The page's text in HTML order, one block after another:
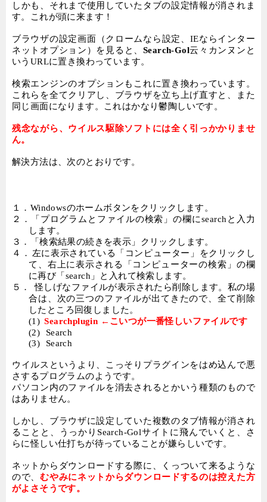
しかも、それまで使用していたタブの設定情報が消されま
す。これが頭に来ます！
ブラウザの設定画面（クロームなら設定、 IEならインター
ネットオプション）を見ると、 Search-Gol云々カンヌンと
いう URLに置き換わっています。
検索エンジンのオプションもこれに置き換わっています。
これらを全てクリアし、ブラウザを立ち上げ直すと、また
同じ画面になります。これはかなり鬱陶しいです。
残念ながら、ウイルス駆除ソフトには全く引っかかりませ
ん。
解決方法は、次のとおりです。
１． Windowsのホームボタンをクリックします。
２．
「プログラムとファイルの検索」の欄にsearch と入力
します。
３．
「検索結果の続きを表示」クリックします。
４．
左に表示されている「コンピューター」をクリックし
て、右上に表示される「コンピューターの検索」の欄
に再び「 search 」と入れて検索します。
５．
怪しげなファイルが表示されたら削除します。私の場
合は、次の三つのファイルが出てきたので、全て削除
したところ回復しました。
(1) Searchplugin ←こいつが一番怪しいファイルです
(2)
Search
(3)
Search
ウイルスというより、こっそりプラグインをはめ込んで悪
さするプログラムのようです。
パソコン内のファイルを消去されるとかいう種類のもので
はありません。
しかし、ブラウザに設定していた複数のタブ情報が消され
ることと、うっかり Search-Golサイトに飛んでいくと、さ
らに怪しい仕打ちが待っていることが嫌らしいです。
ネットからダウンロードする際に、くっついて来るような
ので、むやみにネットからダウンロードするのは控えた方
がよさそうです。